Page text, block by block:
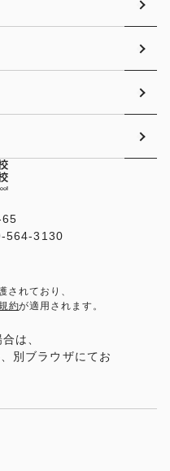
564-3130
されており、
約が適用されます。
は、
別ブラウザにてお